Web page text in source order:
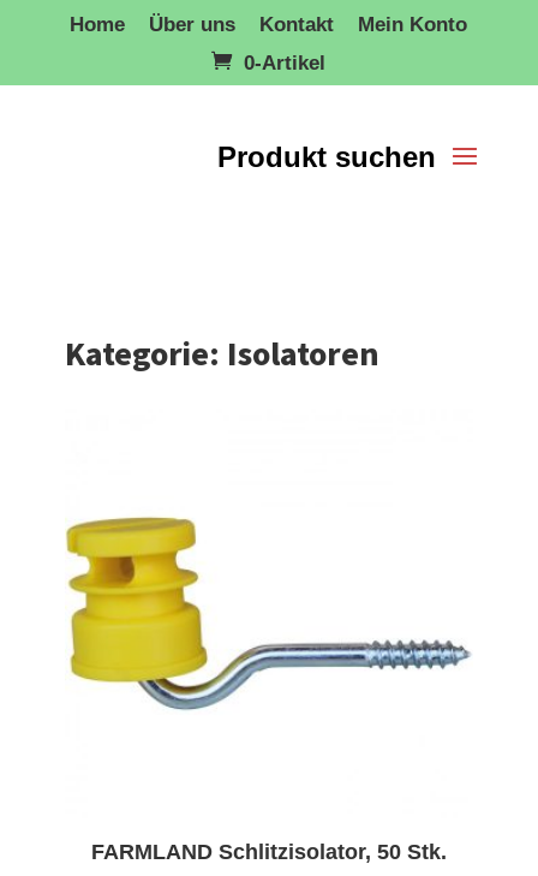
Home Über uns Kontakt
Mein Konto
0-Artikel
Kategorie: Isolatoren
FARMLAND Schlitzisolator, 50 Stk.